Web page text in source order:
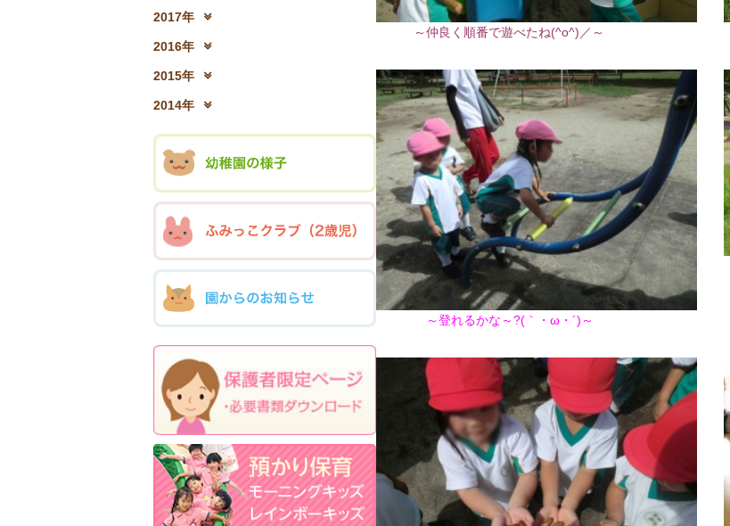
2018年12月(08)
2018年11月(12) 2018年10月(10)
2017年
2017年12月(04)
2017年11月(09)
2016年
2016年12月(03)
2016年11月(05) 2016年10月(06)
2015年
2015年12月(05)
2015年11月(04) 2015年10月(08)
2014年
2014年11月(10) 2014年10月(13)
～仲良く順番で遊べたね(^o^)／～
～登れるかな～?(｀・ω・´)～